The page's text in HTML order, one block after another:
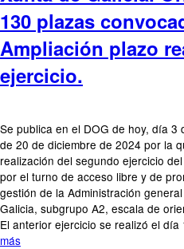
130 plazas
Ampliación plazo
ejercicio.
Se publica en el DOG de hoy, día
de 20 de diciembre de 2024 por la
realización del segundo ejercicio
por el turno de acceso libre y de
gestión de la Administración
Galicia, subgrupo A2, escala de
El anterior ejercicio se realizó el
más